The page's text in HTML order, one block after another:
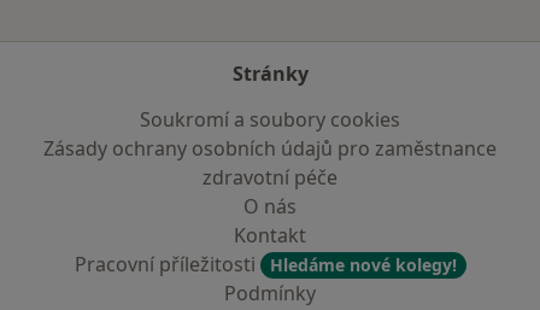
Stránky
Soukromí a soubory cookies
Zásady ochrany osobních údajů pro zaměstnance
zdravotní péče
O nás
Kontakt
Pracovní příležitosti
Hledáme nové kolegy!
Podmínky